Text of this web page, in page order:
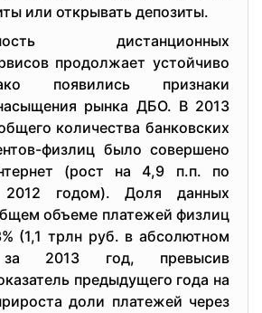
или открывать депозиты.
дистанционных
продолжает устойчиво
появились признаки
рынка ДБО. В 2013
количества банковских
физлиц было совершено
(рост на 4,9 п.п. по
годом). Доля данных
объеме платежей физлиц
(1,1 трлн руб. в абсолютном
за 2013 год, превысив
предыдущего года на
доли платежей через